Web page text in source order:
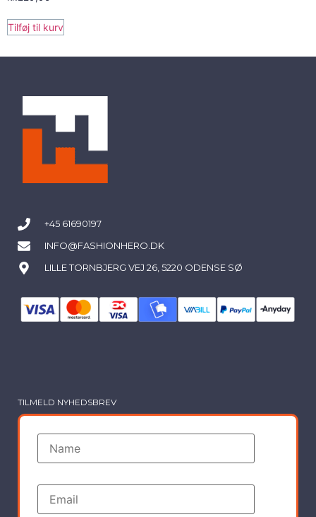
Tilføj til kurv
+45 61690197
INFO@FASHIONHERO.DK
LILLE TORNBJERG VEJ 26, 5220 ODENSE SØ
TILMELD NYHEDSBREV